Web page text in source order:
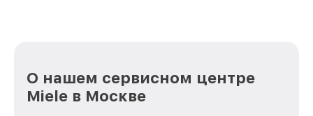
О нашем сервисном центре
Miele в Москве